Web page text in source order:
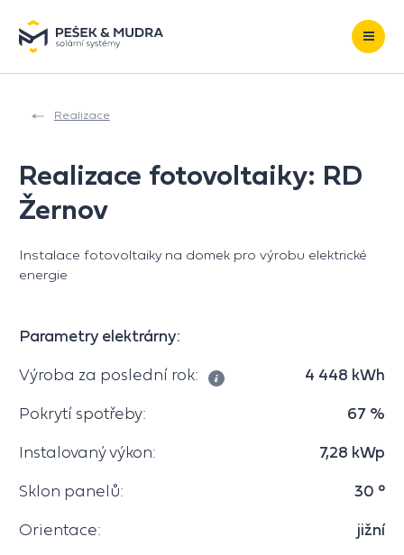
Realizace
Realizace fotovoltaiky: RD
Žernov
Instalace fotovoltaiky na domek pro výrobu elektrické
energie
Parametry elektrárny:
Výroba za poslední rok: 4 448 kWh
Pokrytí spotřeby: 67 %
Instalovaný výkon: 7,28 kWp
Sklon panelů: 30 °
Orientace: jižní